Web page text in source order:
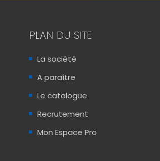
PLAN DU SITE
La société
A paraître
Le catalogue
Recrutement
Mon Espace Pro